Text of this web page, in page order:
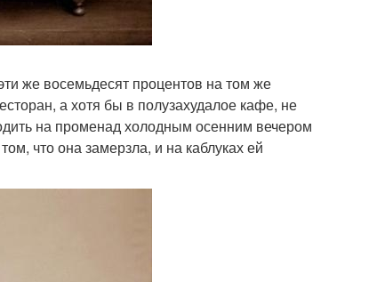
же восемьдесят процентов на том же
а хотя бы в полузахудалое кафе, не
на променад холодным осенним вечером
что она замерзла, и на каблуках ей